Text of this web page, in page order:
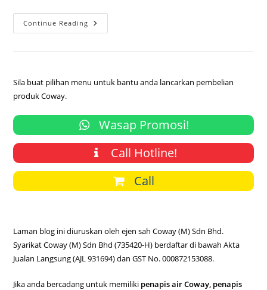
Continue Reading Ejen
Penapis
Sila buat pilihan menu untuk bantu anda lancarkan pembelian
produk Coway.
Wasap Promosi!
Call Hotline!
Call
Laman blog ini diuruskan oleh ejen sah Coway (M) Sdn Bhd.
Syarikat Coway (M) Sdn Bhd (735420-H) berdaftar di bawah Akta
Jualan Langsung (AJL 931694) dan GST No. 000872153088.
Jika anda bercadang untuk memiliki penapis air Coway, penapis